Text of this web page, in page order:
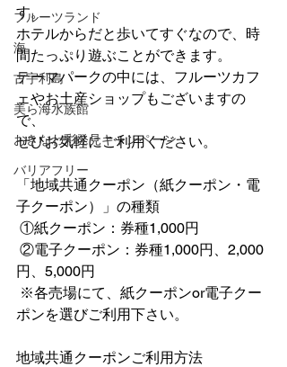
フルーツランド
海
古宇利島
美ら海水族館
おきなわ彩発見キャンペーン
バリアフリー
す。
ホテルからだと歩いてすぐなので、時
間たっぷり遊ぶことができます。
テーマパークの中には、フルーツカフ
ェやお土産ショップもございますの
で、
ぜひお気軽にご利用ください。
「地域共通クーポン（紙クーポン・電
子クーポン）」の種類
①紙クーポン：券種1,000円
円、5,000円
ポンを選びご利用下さい。
地域共通クーポンご利用方法